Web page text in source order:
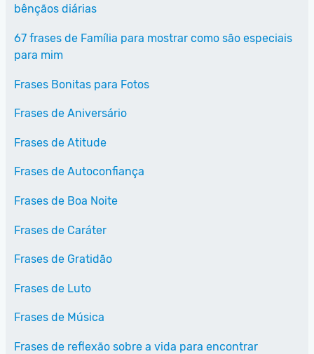
bênçãos diárias
67 frases de Família para mostrar como são especiais
para mim
Frases Bonitas para Fotos
Frases de Aniversário
Frases de Atitude
Frases de Autoconfiança
Frases de Boa Noite
Frases de Caráter
Frases de Gratidão
Frases de Luto
Frases de Música
Frases de reflexão sobre a vida para encontrar